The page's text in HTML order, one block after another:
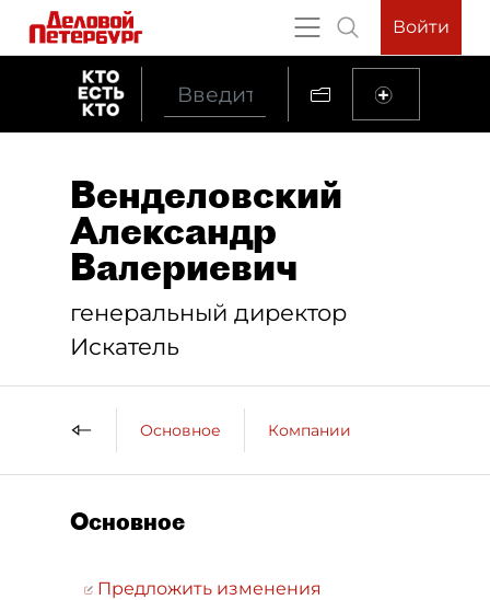
Войти
Венделовский
Александр
Валериевич
генеральный директор
Искатель
Основное Компании
Основное
Предложить изменения